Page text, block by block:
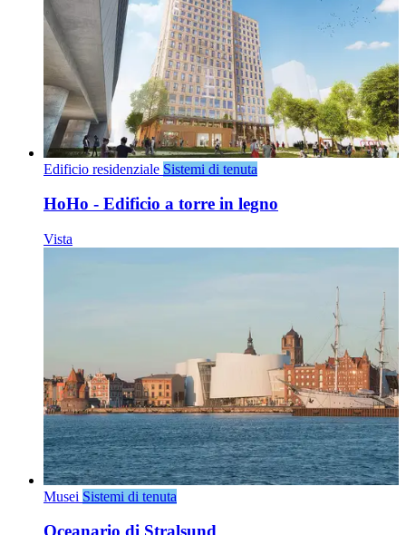
Edificio residenziale Sistemi di tenuta
HoHo - Edificio a torre in legno
Vista
Musei Sistemi di tenuta
Oceanario di Stralsund